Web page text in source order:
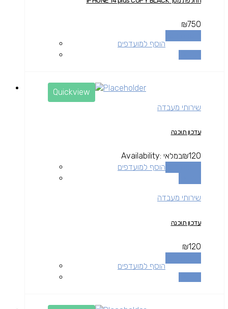
₪750
הוסף למועדפים
Quickview
שירותי מעבדה
עדכון תוכנה
₪120
Availability: במלאי
הוסף למועדפים
שירותי מעבדה
עדכון תוכנה
₪120
הוסף למועדפים